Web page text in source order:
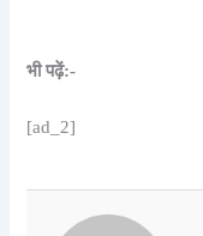
भी पढ़ें:-
[ad_2]